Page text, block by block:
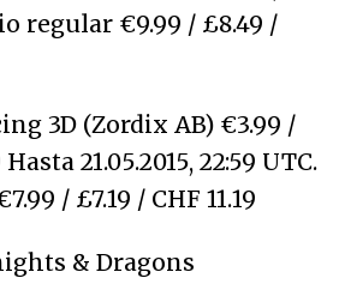
regular €9.99 / £8.49 /
3D (Zordix AB) €3.99 /
21.05.2015, 22:59 UTC.
/ £7.19 / CHF 11.19
& Dragons